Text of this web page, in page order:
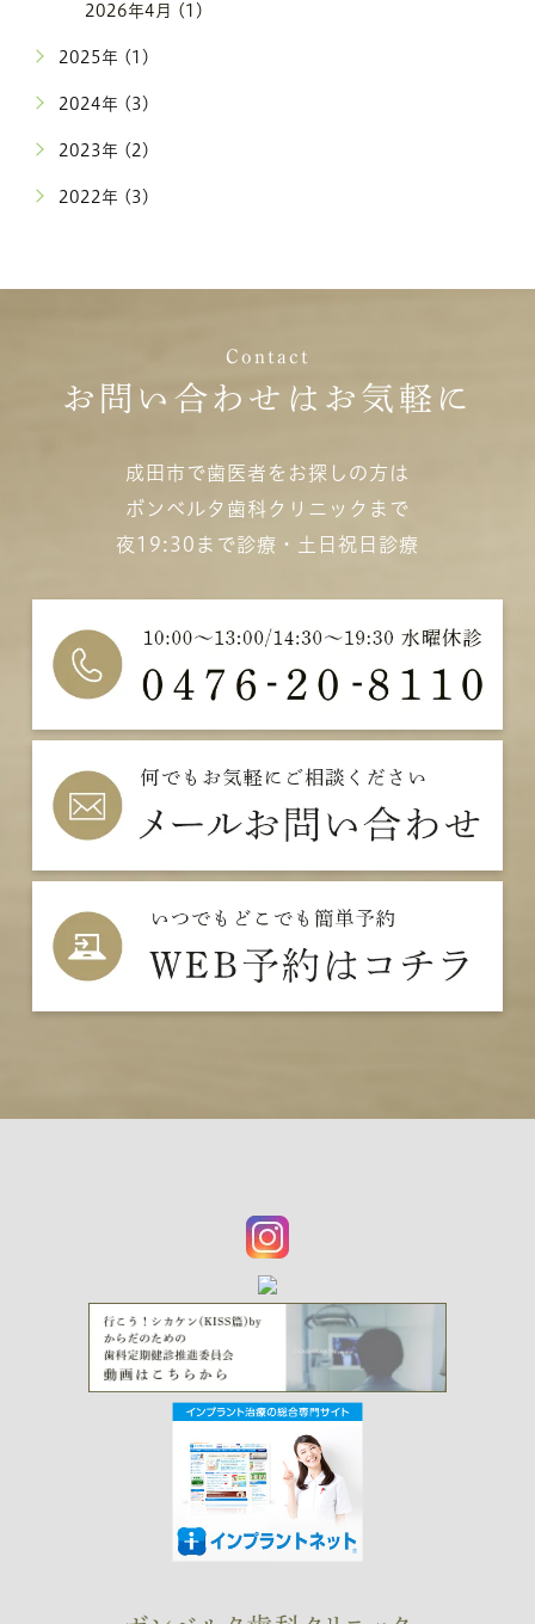
2026年4月 (1)
2025年 (1)
2024年 (3)
2023年 (2)
2022年 (3)
Contact
お問い合わせはお気軽に
成田市で歯医者をお探しの方は
ボンベルタ歯科クリニックまで
夜19:30まで診療・土日祝日診療